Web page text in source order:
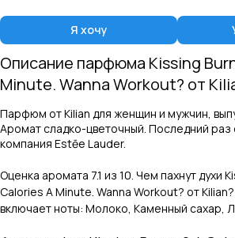
Я хочу
Описание парфюма Kissing
Minute. Wanna Workout? от
Парфюм от Kilian для женщин и мужчин,
Аромат сладко-цветочный. Последний раз
компания Estēe Lauder.
Оценка аромата 7.1 из 10. Чем пахнут духи
Calories A Minute. Wanna Workout? отKilian
включает ноты: Молоко, Каменный сахар,